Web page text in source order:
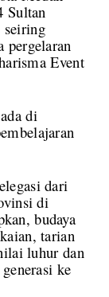
Sultan
pergelaran
Event
di
dari
di
budaya
tarian
luhur dan
ke